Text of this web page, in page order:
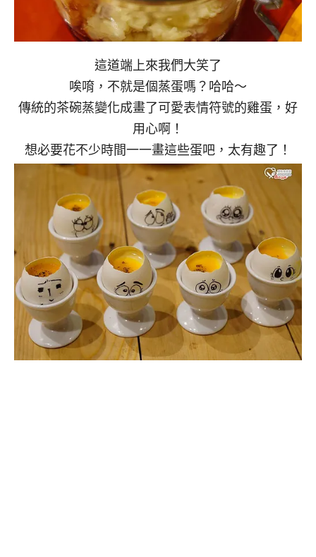
這道端上來我們大笑了
唉唷，不就是個蒸蛋嗎？哈哈～
傳統的茶碗蒸變化成畫了可愛表情符號的雞蛋，好
用心啊！
想必要花不少時間一一畫這些蛋吧，太有趣了！